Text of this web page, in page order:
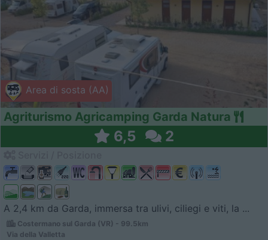
Area di sosta (AA)
Agriturismo Agricamping Garda Natura
6,5 2
A 2,4 km da Garda, immersa tra ulivi, ciliegi e viti, la ...
Costermano sul Garda (VR) - 99.5km
Via della Valletta